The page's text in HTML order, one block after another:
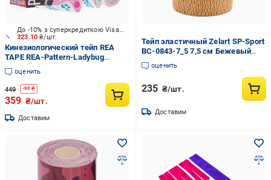
323.10₴/шт.
До -10% з суперкредиткою Visa Вигода
Кинезиологический тейп REA
TAPE REA-Pattern-Ladybug
разноцветный
оценить
449 -90 ₴
359 ₴/шт.
Доставим
Тейп эластичный Zelart SP-Sport
BC-0843-7_5 7,5 см Бежевый
(DR004210)
оценить
235 ₴/шт.
Доставим